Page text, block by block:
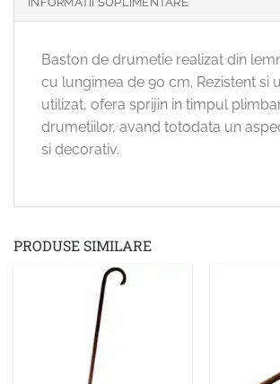
Baston de drumetie realizat din
cu lungimea de 90 cm. Rezistent si
utilizat, ofera sprijin in timpul
drumetiilor, avand totodata un
si decorativ.
PRODUSE SIMILARE